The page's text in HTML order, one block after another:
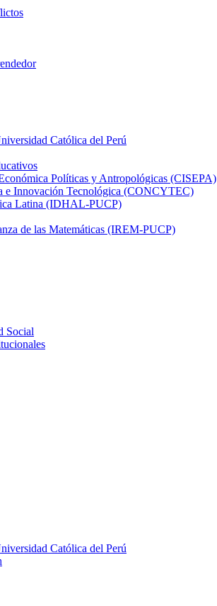
Católica del Perú
Políticas y Antropológicas (CISEPA)
e Innovación Tecnológica (CONCYTEC)
Latina (IDHAL-PUCP)
de las Matemáticas (IREM-PUCP)
Social
Católica del Perú